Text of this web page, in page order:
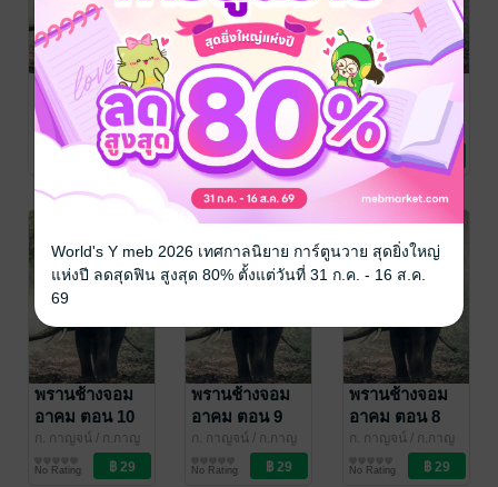
พรานช้างจอม
อาคม ภาค 2
ตอน 3
ก. กาญจน์
/ ก.กาญ
นิยายผจญภัย/บู๊แอก
พรานช้างจอม
อาคม ภาค 2
ตอน 2
ก. กาญจน์ / ก.กาญ
จน์
นิยายผจญภัย/บู๊แอก
ชัน
No Rating
พรานช้างจอม
อาคม ภาค 2
ตอน 1
ก. กาญจน์
/ ก.กาญ
จน์
นิยายผจญภัย/บู๊แอก
No Rating
พรานช้างจอม
อาคม ตอน 10
จบ
ก. กาญจน์ / ก.กาญ
นิยายผจญภัย/บู๊แอก
ชัน
No Rating
พรานช้างจอม
อาคม ตอน 9
ก. กาญจน์ / ก.กาญ
นิยายผจญภัย/บู๊แอก
ชัน
No Rating
พรานช้างจอม
อาคม ตอน 8
ก. กาญจน์ / ก.กาญ
นิยายผจญภัย/บู๊แอก
ชัน
No Rating
World's Y meb 2026 เทศกาลนิยาย การ์ตูนวาย สุดยิ่งใหญ่
แห่งปี ลดสุดฟิน สูงสุด 80% ตั้งแต่วันที่ 31 ก.ค. - 16 ส.ค.
69